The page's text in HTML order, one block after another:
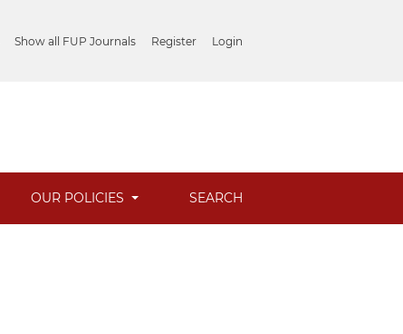
Show all FUP Journals Register Login
OUR POLICIES SEARCH